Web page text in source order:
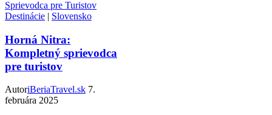
Destinácie | Slovensko
Horná Nitra:
Kompletný sprievodca
pre turistov
AutoriBeriaTravel.sk 7.
februára 2025